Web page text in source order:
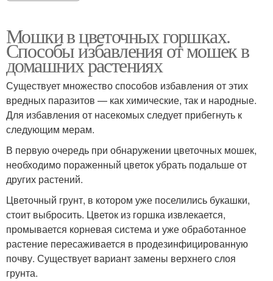
Мошки в цветочных горшках.
Способы избавления от мошек в
домашних растениях
Существует множество способов избавления от этих
вредных паразитов — как химические, так и народные.
Для избавления от насекомых следует прибегнуть к
следующим мерам.
В первую очередь при обнаружении цветочных мошек,
необходимо пораженный цветок убрать подальше от
других растений.
Цветочный грунт, в котором уже поселились букашки,
стоит выбросить. Цветок из горшка извлекается,
промывается корневая система и уже обработанное
растение пересаживается в продезинфицированную
почву. Существует вариант замены верхнего слоя
грунта.